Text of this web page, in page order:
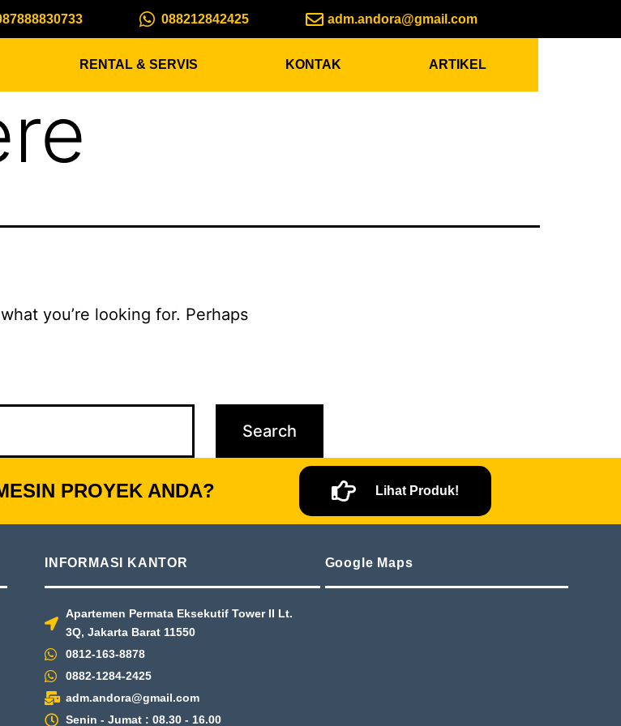
088212842425 adm.andora@gmail.com
RENTAL & SERVIS KONTAK ARTIKEL
you’re looking for. Perhaps
PROYEK ANDA? Lihat Produk!
INFORMASI KANTOR
Apartemen Permata Eksekutif Tower II Lt.
3Q, Jakarta Barat 11550
0812-163-8878
0882-1284-2425
adm.andora@gmail.com
Senin - Jumat : 08.30 - 16.00
Google Maps